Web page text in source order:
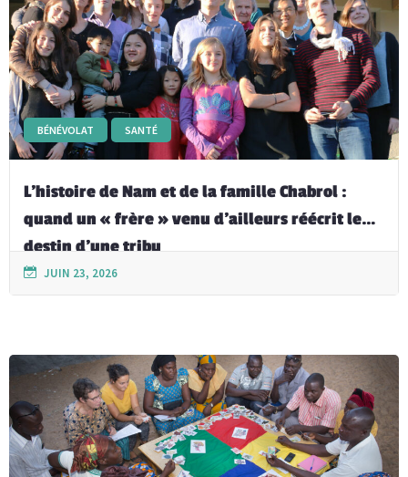
BÉNÉVOLAT SANTÉ
L’histoire de Nam et de la famille Chabrol :
quand un « frère » venu d’ailleurs réécrit le
destin d’une tribu
JUIN 23, 2026